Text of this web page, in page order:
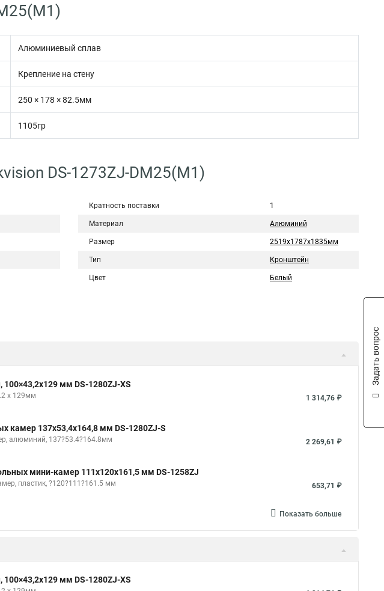
Алюминиевый сплав
Крепление на стену
250 × 178 × 82.5мм
1105гр
DS-1273ZJ-DM25(M1)
Кратность поставки 1
Материал Алюминий
Размер 2519х1787х1835мм
Тип Кронштейн
Цвет Белый
мм DS-1280ZJ-XS
x 129мм 1 314,76 ₽
камер 137x53,4x164,8 мм DS-1280ZJ-S
алюминий, 137?53.4?164.8мм 2 269,61 ₽
мини-камер 111x120x161,5 мм DS-1258ZJ
пластик, ?120?111?161.5 мм 653,71 ₽
Показать больше
мм DS-1280ZJ-XS
Задать вопрос